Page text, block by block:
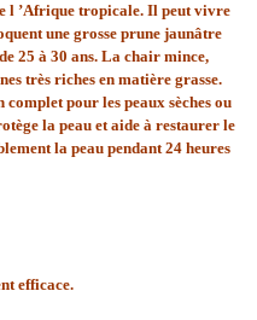
l ’Afrique tropicale. Il peut vivre
une grosse prune jaunâtre
25 à 30 ans. La chair mince,
très riches en matière grasse.
pour les peaux sèches ou
la peau et aide à restaurer le
la peau pendant 24 heures
efficace.